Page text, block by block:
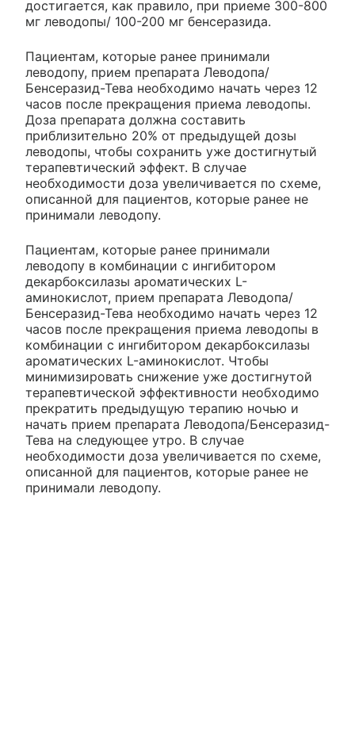
достигается, как правило, при приеме 300-800
мг леводопы/ 100-200 мг бенсеразида.
Пациентам, которые ранее принимали
леводопу, прием препарата Леводопа/
Бенсеразид-Тева необходимо начать через 12
часов после прекращения приема леводопы.
Доза препарата должна составить
приблизительно 20% от предыдущей дозы
леводопы, чтобы сохранить уже достигнутый
терапевтический эффект. В случае
необходимости доза увеличивается по схеме,
описанной для пациентов, которые ранее не
принимали леводопу.
Пациентам, которые ранее принимали
леводопу в комбинации с ингибитором
декарбоксилазы ароматических L-
аминокислот, прием препарата Леводопа/
Бенсеразид-Тева необходимо начать через 12
часов после прекращения приема леводопы в
комбинации с ингибитором декарбоксилазы
ароматических L-аминокислот. Чтобы
минимизировать снижение уже достигнутой
терапевтической эффективности необходимо
прекратить предыдущую терапию ночью и
начать прием препарата Леводопа/Бенсеразид-
Тева на следующее утро. В случае
необходимости доза увеличивается по схеме,
описанной для пациентов, которые ранее не
принимали леводопу.